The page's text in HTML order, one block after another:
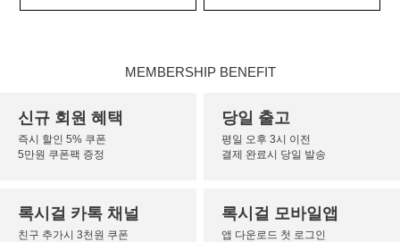
MEMBERSHIP BENEFIT
신규 회원 혜택
즉시 할인 5% 쿠폰
5만원 쿠폰팩 증정
당일 출고
평일 오후 3시 이전
결제 완료시 당일 발송
록시걸 카톡 채널
친구 추가시 3천원 쿠폰
록시걸 모바일앱
앱 다운로드 첫 로그인